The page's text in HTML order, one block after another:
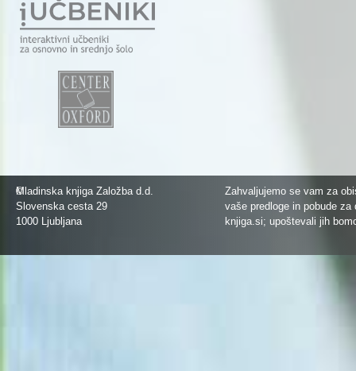
©
Mladinska knjiga Založba d.d.
Slovenska cesta 29
1000 Ljubljana
Zahvaljujemo se vam za
vaše predloge in pobude
knjiga.si; upoštevali jih